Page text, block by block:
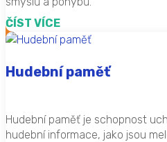
ČÍST VÍCE
Hudební paměť
Hudební paměť je schopnost
hudební informace, jako jsou